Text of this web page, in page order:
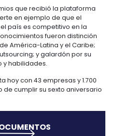
la declaratoria de Zona
el gobierno colombiano
misma en calidad de
de la estrategia.
francas, además de
las exportaciones no
Zona Franca Santander
como Orfex, Nutra & Foods